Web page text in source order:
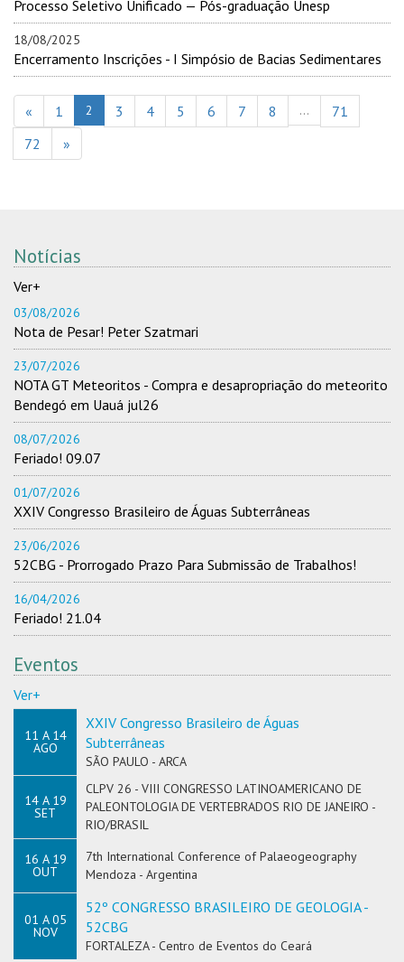
Processo Seletivo Unificado — Pós-graduação Unesp
18/08/2025
Encerramento Inscrições - I Simpósio de Bacias Sedimentares
« 1 2 3 4 5 6 7 8 ...
71
72
»
Notícias
Ver+
03/08/2026
Nota de Pesar! Peter Szatmari
23/07/2026
NOTA GT Meteoritos - Compra e desapropriação do meteorito
Bendegó em Uauá jul26
08/07/2026
Feriado! 09.07
01/07/2026
XXIV Congresso Brasileiro de Águas Subterrâneas
23/06/2026
52CBG - Prorrogado Prazo Para Submissão de Trabalhos!
16/04/2026
Feriado! 21.04
Eventos
Ver+
11 A 14
AGO
XXIV Congresso Brasileiro de Águas
Subterrâneas
SÃO PAULO - ARCA
14 A 19
SET
CLPV 26 - VIII CONGRESSO LATINOAMERICANO DE
PALEONTOLOGIA DE VERTEBRADOS RIO DE JANEIRO -
RIO/BRASIL
16 A 19
OUT
7th International Conference of Palaeogeography
Mendoza - Argentina
01 A 05
NOV
52º CONGRESSO BRASILEIRO DE GEOLOGIA -
52CBG
FORTALEZA - Centro de Eventos do Ceará